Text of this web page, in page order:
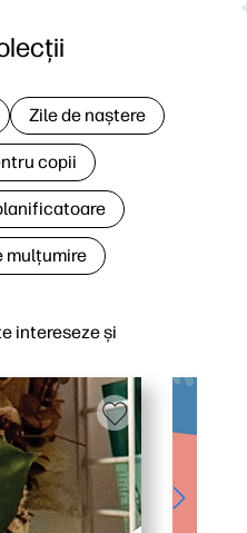
intereseze și
Zile de naștere
copii
mulțumire